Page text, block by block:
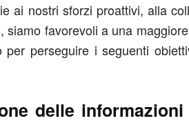
ai nostri sforzi proattivi, alla
favorevoli a una
perseguire i seguenti
delle